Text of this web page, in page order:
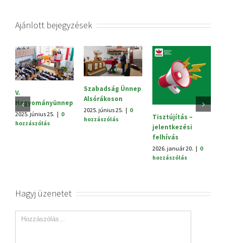
Ajánlott bejegyzések
V.
Hagyományünnep
2025. június 25. | 0
hozzászólás
Szabadság Ünnep
Alsórákoson
2025. június 25. | 0
hozzászólás
Tisztújítás –
jelentkezési
felhívás
2026. január 20. | 0
hozzászólás
Hagyj üzenetet